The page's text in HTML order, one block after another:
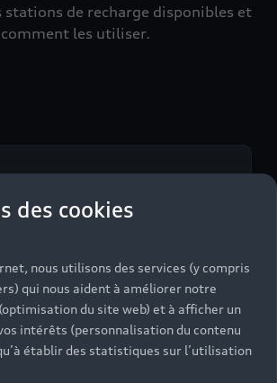
de recharge disponibles et
comment les utiliser.
des cookies
nous utilisons des services (y compris
qui nous aident à améliorer notre
du site web) et à afficher un
intérêts (personnalisation du contenu
établir des statistiques sur l’utilisation